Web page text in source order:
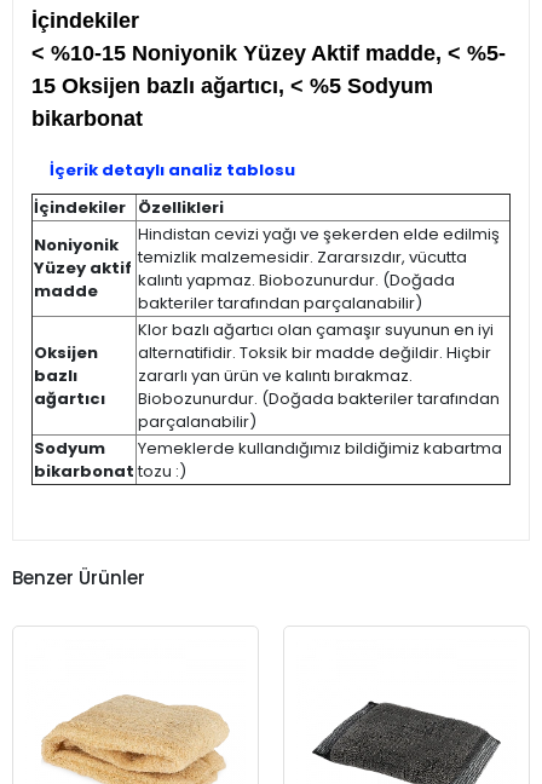
İçindekiler
< %10-15 Noniyonik Yüzey Aktif madde, < %5-
15 Oksijen bazlı ağartıcı, < %5 Sodyum
bikarbonat
İçerik detaylı analiz tablosu
İçindekiler Özellikleri
Noniyonik
Yüzey aktif
madde
Hindistan cevizi yağı ve şekerden elde edilmiş
temizlik malzemesidir. Zararsızdır, vücutta
kalıntı yapmaz. Biobozunurdur. (Doğada
bakteriler tarafından parçalanabilir)
Oksijen
bazlı
ağartıcı
Klor bazlı ağartıcı olan çamaşır suyunun en iyi
alternatifidir. Toksik bir madde değildir. Hiçbir
zararlı yan ürün ve kalıntı bırakmaz.
Biobozunurdur. (Doğada bakteriler tarafından
parçalanabilir)
Sodyum
bikarbonat
Yemeklerde kullandığımız bildiğimiz kabartma
tozu :)
Benzer Ürünler